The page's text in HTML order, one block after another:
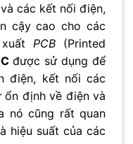
các kết nối điện,
cậy cao cho các
PCB (Printed
được sử dụng để
điện, kết nối các
ổn định về điện và
nó cũng rất quan
hiệu suất của các